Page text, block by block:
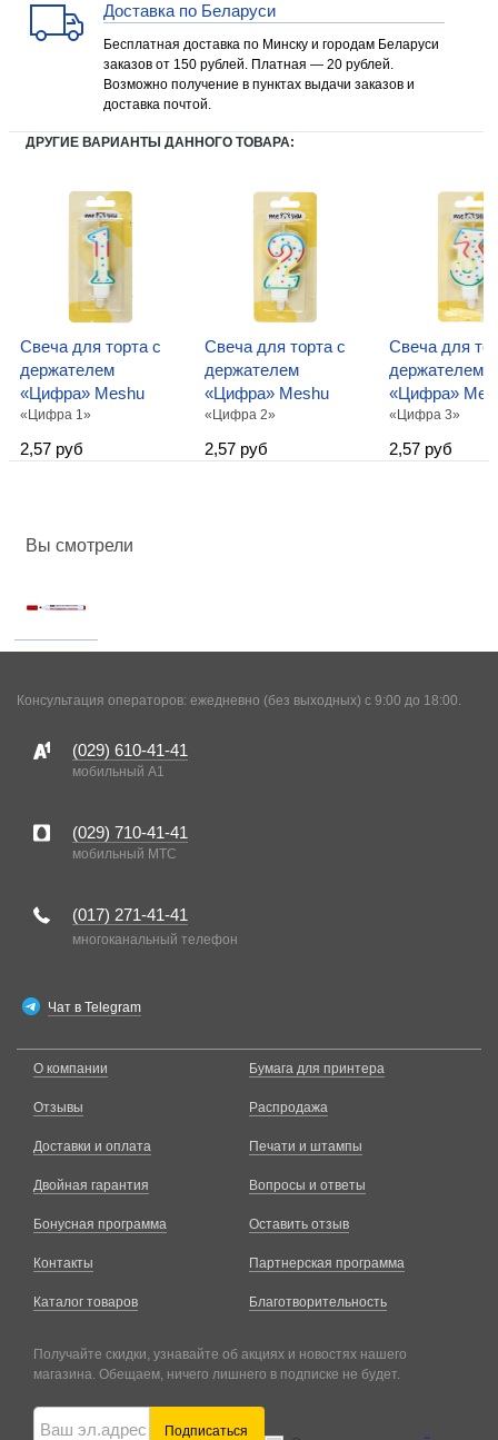
Доставка по Беларуси
Бесплатная доставка по Минску и городам Беларуси
заказов от 150 рублей. Платная — 20 рублей.
Возможно получение в пунктах выдачи заказов и
доставка почтой.
ДРУГИЕ ВАРИАНТЫ ДАННОГО ТОВАРА:
Свеча для торта с
держателем
«Цифра» Meshu
«Цифра 1»
2,57 руб
Свеча для торта с
держателем
«Цифра» Meshu
«Цифра 2»
2,57 руб
Свеча для
держателем
«Цифра»
«Цифра 3»
2,57 руб
Вы смотрели
Консультация операторов: ежедневно (без выходных) с 9:00 до 18:00.
(029) 610-41-41
мобильный A1
(029) 710-41-41
мобильный MTC
(017) 271-41-41
многоканальный телефон
Чат в Telegram
О компании
Отзывы
Доставки и оплата
Двойная гарантия
Бонусная программа
Контакты
Каталог товаров
Бумага для принтера
Распродажа
Печати и штампы
Вопросы и ответы
Оставить отзыв
Партнерская программа
Благотворительность
Получайте скидки, узнавайте об акциях и новостях нашего
магазина. Обещаем, ничего лишнего в подписке не будет.
Подписаться